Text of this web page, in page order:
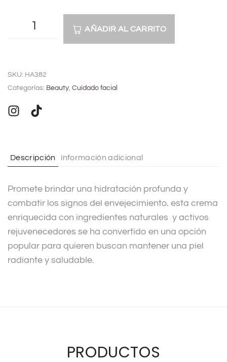
AÑADIR AL CARRITO
t
r
i
e
:
SKU: HA382
Categorías: Beauty, Cuidado facial
Descripción Información adicional
Promete brindar una hidratación profunda y
combatir los signos del envejecimiento. esta crema
enriquecida con ingredientes naturales y activos
rejuvenecedores se ha convertido en una opción
popular para quieren buscan mantener una piel
radiante y saludable.
PRODUCTOS